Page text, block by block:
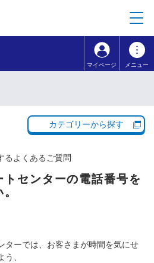
ナビゲーションへ移動
マイページ メニュー
カテゴリーから探す
るよくあるご質問
トセンターの電話番号を
ターでは、お客さまが時間を気にせ
、